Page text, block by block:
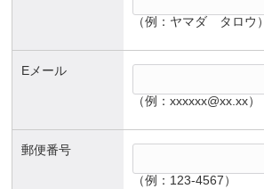
（例：ヤマダ タロウ）
Eメール
（例：xxxxxx@xx.xx）
郵便番号
（例：123-4567）